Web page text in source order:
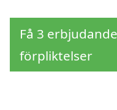
Få 3
förpliktelser